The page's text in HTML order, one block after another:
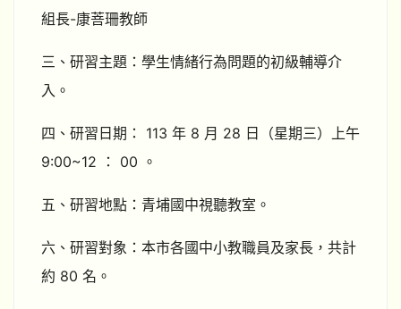
組長-康菩珊教師
三、研習主題：學生情緒行為問題的初級輔導介
入。
四、研習日期： 113 年 8 月 28 日（星期三）上午
9:00~12 ： 00 。
五、研習地點：青埔國中視聽教室。
六、研習對象：本市各國中小教職員及家長，共計
約 80 名。